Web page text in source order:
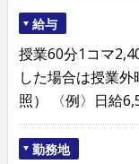
給与
授業60分1コマ
した場合は授業
照） 〈例〉日給
勤務地